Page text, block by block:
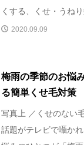
くする、くせ・うね
2020.09.09
梅雨の季節のお悩
る簡単くせ毛対策
写真上 ／くせのない
話題がテレビで囁か